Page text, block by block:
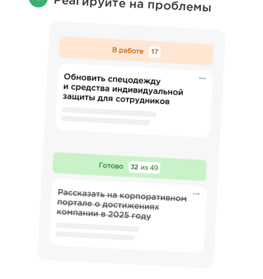
Реагируйте на проблемы